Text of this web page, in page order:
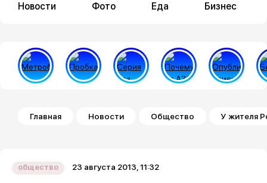
Новости Фото Еда Бизнес
Строка навигации
Главная Новости Общество У жителя
общество 23 августа 2013, 11:32